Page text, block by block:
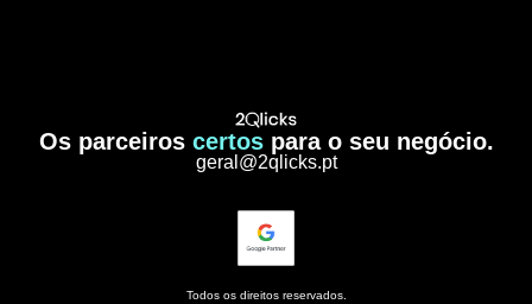
Os parceiros certospara o seu negócio.
geral@2qlicks.pt
Todos os direitos reservados.